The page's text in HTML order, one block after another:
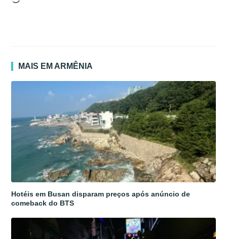
MAIS EM ARMÊNIA
Hotéis em Busan disparam preços após anúncio de
comeback do BTS